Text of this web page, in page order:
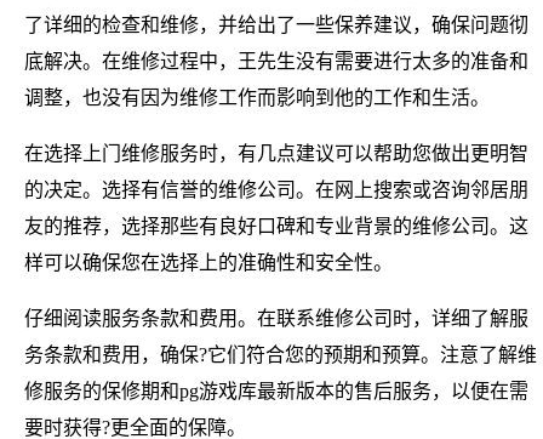
了详细的检查和维修，并给出了一些保养建议，确保问题彻
底解决。在维修过程中，王先生没有需要进行太多的准备和
调整，也没有因为维修工作而影响到他的工作和生活。
在选择上门维修服务时，有几点建议可以帮助您做出更明智
的决定。选择有信誉的维修公司。在网上搜索或咨询邻居朋
友的推荐，选择那些有良好口碑和专业背景的维修公司。这
样可以确保您在选择上的准确性和安全性。
仔细阅读服务条款和费用。在联系维修公司时，详细了解服
务条款和费用，确保?它们符合您的预期和预算。注意了解维
修服务的保修期和pg游戏库最新版本的售后服务，以便在需
要时获得?更全面的保障。